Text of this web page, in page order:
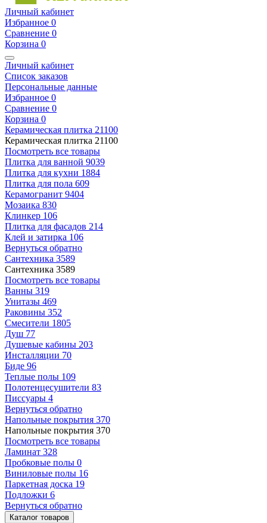
Личный кабинет
Избранное 0
Сравнение 0
Корзина 0
Личный кабинет
Список заказов
Персональные данные
Избранное 0
Сравнение 0
Корзина 0
Керамическая плитка 21100
Керамическая плитка 21100
Посмотреть все товары
Плитка для ванной 9039
Плитка для кухни 1884
Плитка для пола 609
Керамогранит 9404
Мозаика 830
Клинкер 106
Плитка для фасадов 214
Клей и затирка 106
Вернуться обратно
Сантехника 3589
Сантехника 3589
Посмотреть все товары
Ванны 319
Унитазы 469
Раковины 352
Смесители 1805
Душ 77
Душевые кабины 203
Инсталляции 70
Биде 96
Теплые полы 109
Полотенцесушители 83
Писсуары 4
Вернуться обратно
Напольные покрытия 370
Напольные покрытия 370
Посмотреть все товары
Ламинат 328
Пробковые полы 0
Виниловые полы 16
Паркетная доска 19
Подложки 6
Вернуться обратно
Каталог товаров